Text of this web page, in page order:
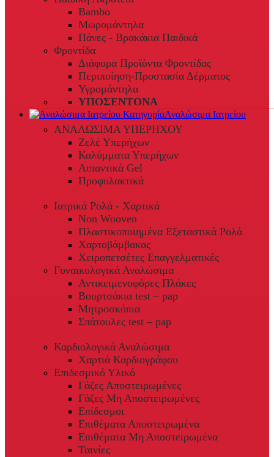
Bambo
Μωρομάντηλα
Πάνες - Βρακάκια Παιδικά
Φροντίδα
Διάφορα Προϊόντα Φροντίδας
Περιποίηση-Προστασία Δέρματος
Υγρομάντηλα
ΥΠΟΣΕΝΤΟΝΑ
Αναλώσιμα Ιατρείου
ΑΝΑΛΩΣΙΜΑ ΥΠΕΡΗΧΟΥ
Ζελέ Υπερήχων
Καλύμματα Υπερήχων
Λιπαντικά Gel
Προφυλακτικά
Ιατρικά Ρολά - Χαρτικά
Non Wooven
Πλαστικοποιημένα Εξεταστικά Ρολά
Χαρτοβάμβακας
Χειροπετσέτες Επαγγελματικές
Γυναικολογικά Αναλώσιμα
Αντικειμενοφόρες Πλάκες
Βουρτσάκια test – pap
Μητροσκόπια
Σπάτουλες test – pap
Καρδιολογικά Αναλώσιμα
Χαρτιά Καρδιογράφου
Επιδεσμικό Υλικό
Γάζες Αποστειρωμένες
Γάζες Μη Αποστειρωμένες
Επίδεσμοι
Επιθέματα Αποστειρωμένα
Επιθέματα Μη Αποστειρωμένα
Ταινίες